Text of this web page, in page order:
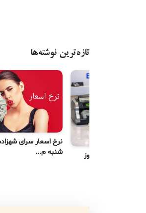
تازه‌ترین نوشته‌ها
نرخ اسعار سرای
شنبه م...
شهزاده کابل امروز